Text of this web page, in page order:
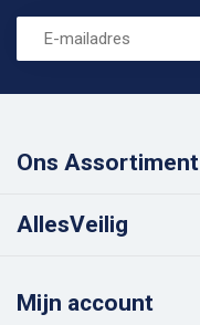
Ons Assortiment
AllesVeilig
Mijn account